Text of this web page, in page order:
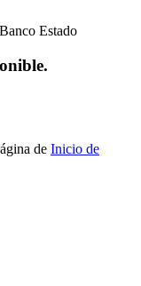
de Inicio de